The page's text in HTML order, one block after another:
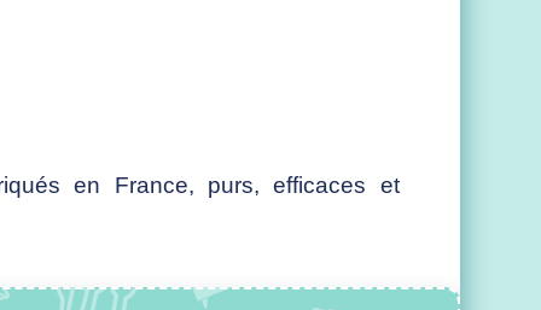
en France, purs, efficaces et